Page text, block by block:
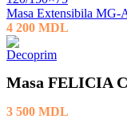
Masa Extensibila MG-
4 200 MDL
Masa FELICIA
3 500 MDL